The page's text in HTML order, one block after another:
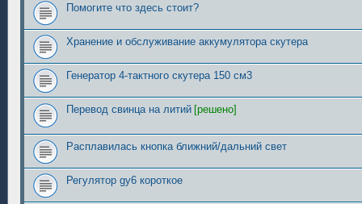
Помогите что здесь стоит?
Хранение и обслуживание аккумулятора скутера
Генератор 4-тактного скутера 150 см3
Перевод свинца на литий [решено]
Расплавилась кнопка ближний/дальний свет
Регулятор gy6 короткое